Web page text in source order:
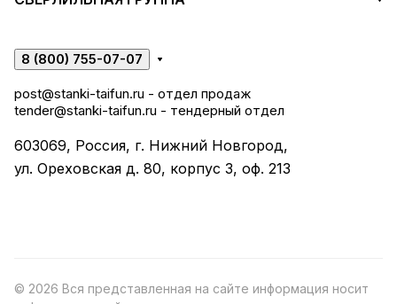
8 (800) 755-07-07
post@stanki-taifun.ru - отдел продаж
tender@stanki-taifun.ru - тендерный отдел
603069, Россия, г. Нижний Новгород,
ул. Ореховская д. 80, корпус 3, оф. 213
© 2026 Вся представленная на сайте информация носит